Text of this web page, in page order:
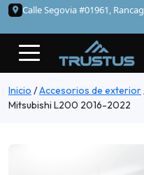
Calle Segovia #01961,
Inicio /Accesorios de exterior
Mitsubishi L200 2016-2022